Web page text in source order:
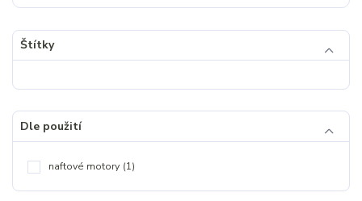
Štítky
Dle použití
naftové motory (1)